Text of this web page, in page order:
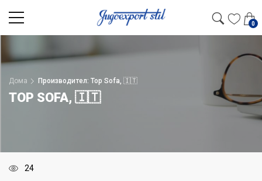
0
Дома Производител: Top Sofa, 🇮🇹
TOP SOFA, 🇮🇹